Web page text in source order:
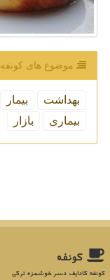
موضوع های كونفه
بهداشت بیمار
بیماری
بازار
كونفه
کونفه کادایف دسر خوشمزه ترکی